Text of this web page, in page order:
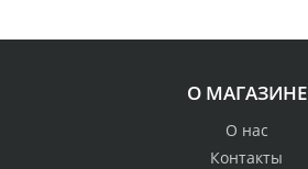
О МАГАЗИНЕ
О нас
Контакты